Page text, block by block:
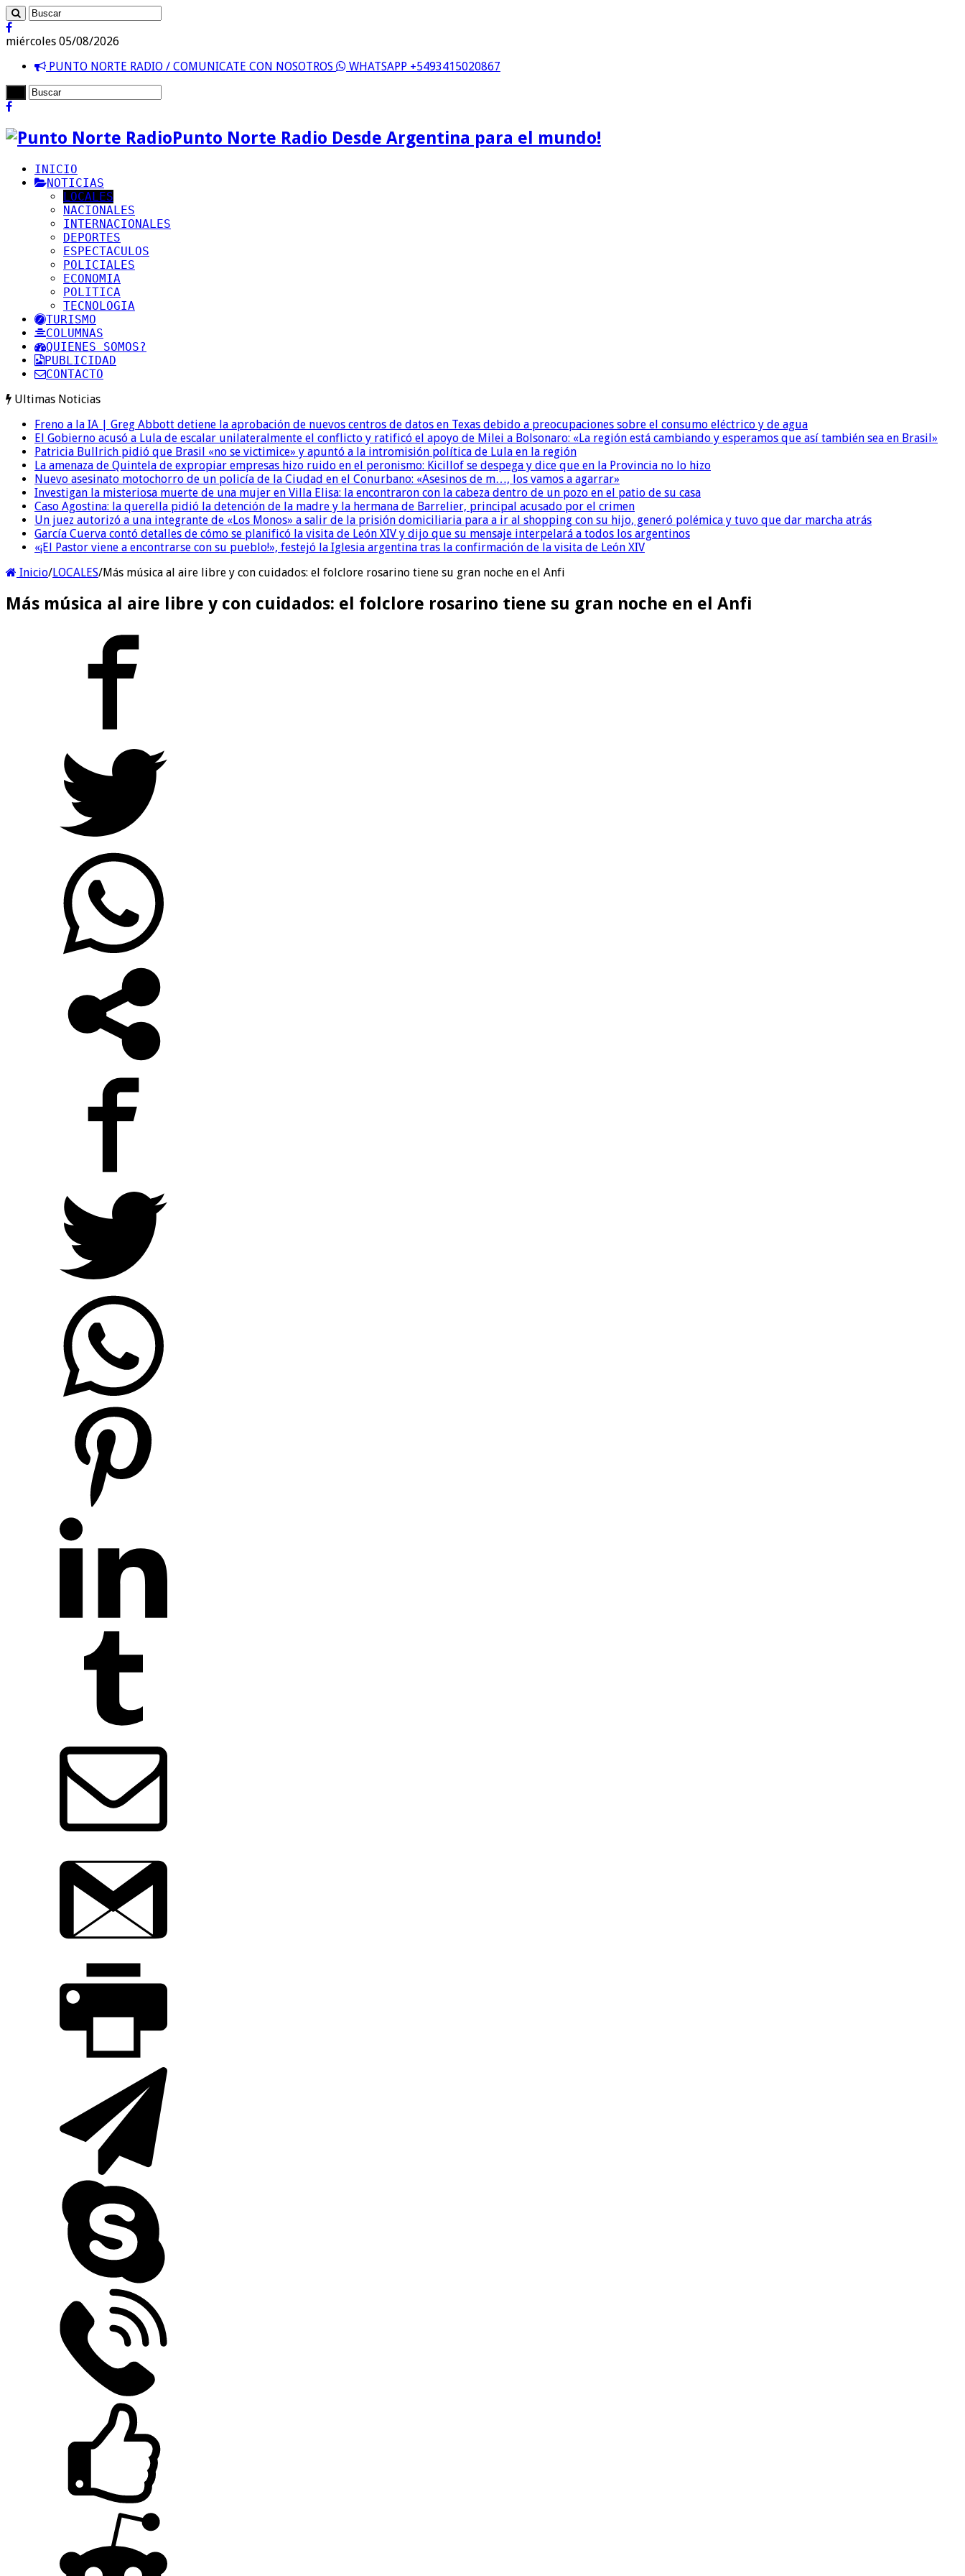
miércoles 05/08/2026
PUNTO NORTE RADIO / COMUNICATE CON NOSOTROS
WHATSAPP +5493415020867
Punto Norte Radio Desde Argentina para el mundo!
INICIO
NOTICIAS
LOCALES
NACIONALES
INTERNACIONALES
DEPORTES
ESPECTACULOS
POLICIALES
ECONOMIA
POLITICA
TECNOLOGIA
TURISMO
COLUMNAS
QUIENES SOMOS?
PUBLICIDAD
CONTACTO
Ultimas Noticias
Freno a la IA | Greg Abbott detiene la aprobación de nuevos centros de datos en Texas debido a preocupaciones sobre el consumo eléctrico y de agua
El Gobierno acusó a Lula de escalar unilateralmente el conflicto y ratificó el apoyo de Milei a Bolsonaro: «La región está cambiando y esperamos que así también sea en Brasil»
Patricia Bullrich pidió que Brasil «no se victimice» y apuntó a la intromisión política de Lula en la región
La amenaza de Quintela de expropiar empresas hizo ruido en el peronismo: Kicillof se despega y dice que en la Provincia no lo hizo
Nuevo asesinato motochorro de un policía de la Ciudad en el Conurbano: «Asesinos de m…, los vamos a agarrar»
Investigan la misteriosa muerte de una mujer en Villa Elisa: la encontraron con la cabeza dentro de un pozo en el patio de su casa
Caso Agostina: la querella pidió la detención de la madre y la hermana de Barrelier, principal acusado por el crimen
Un juez autorizó a una integrante de «Los Monos» a salir de la prisión domiciliaria para a ir al shopping con su hijo, generó polémica y tuvo que dar marcha atrás
García Cuerva contó detalles de cómo se planificó la visita de León XIV y dijo que su mensaje interpelará a todos los argentinos
«¡El Pastor viene a encontrarse con su pueblo!», festejó la Iglesia argentina tras la confirmación de la visita de León XIV
Inicio/LOCALES/Más música al aire libre y con cuidados: el folclore rosarino tiene su gran noche en el Anfi
Más música al aire libre y con cuidados: el folclore rosarino tiene su gran noche en el Anfi